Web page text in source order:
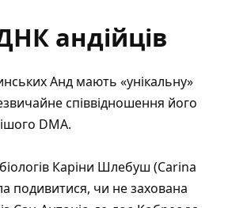
андійців
Анд мають «унікальну»
співвідношення його
DMA.
Каріни Шлебуш (Carina
подивитися, чи не захована